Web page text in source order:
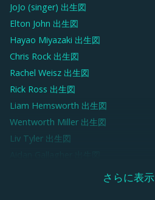
JoJo (singer) 出生図
Elton John 出生図
Hayao Miyazaki 出生図
Chris Rock 出生図
Rachel Weisz 出生図
Rick Ross 出生図
Liam Hemsworth 出生図
Wentworth Miller 出生図
Liv Tyler 出生図
さらに表示